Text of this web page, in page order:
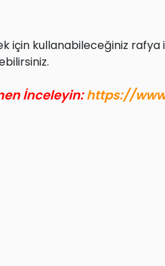
için kullanabileceğiniz
İnceleyin:https://